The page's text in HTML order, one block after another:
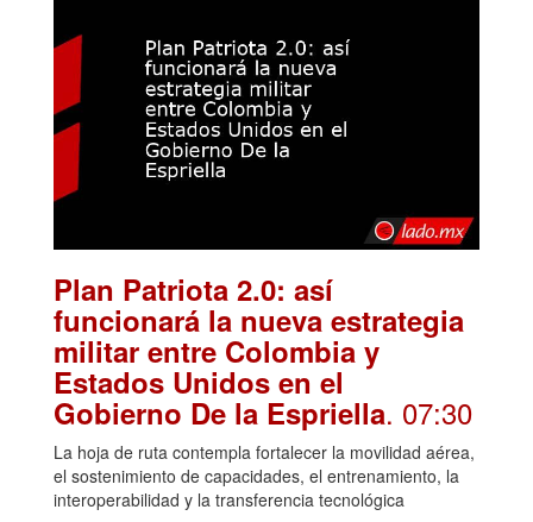
Plan Patriota 2.0: así
funcionará la nueva estrategia
militar entre Colombia y
Estados Unidos en el
Gobierno De la Espriella. 07:30
La hoja de ruta contempla fortalecer la movilidad aérea,
el sostenimiento de capacidades, el entrenamiento, la
interoperabilidad y la transferencia tecnológica